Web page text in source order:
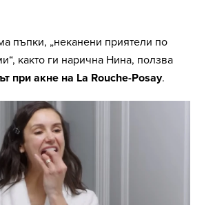
пъпки, „неканени приятели по
както ги нарична Нина, ползва
при акне на La Rouche-Posay.